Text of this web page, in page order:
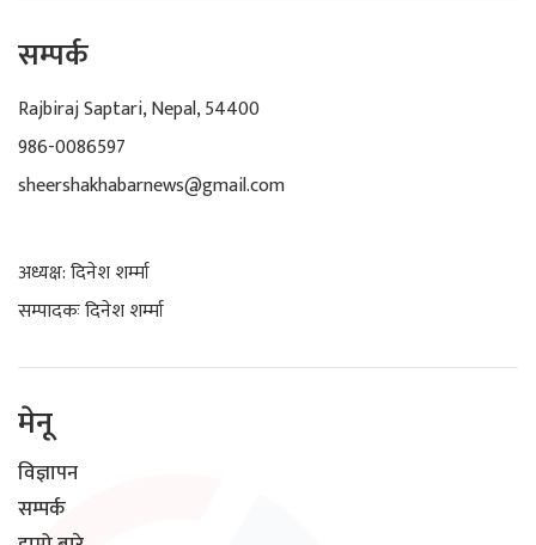
सम्पर्क
Rajbiraj Saptari, Nepal, 54400
986-0086597
sheershakhabarnews@gmail.com
अध्यक्ष: दिनेश शर्म्मा
सम्पादकः दिनेश शर्म्मा
मेनू
विज्ञापन
सम्पर्क